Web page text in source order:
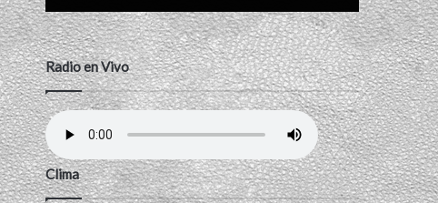
Radio en Vivo
Clima